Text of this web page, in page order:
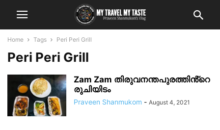
Home Tags Peri Peri Grill
Peri Peri Grill
Zam Zam തിരുവനന്തപുരത്തിൻ്റെ
രുചിയിടം
Praveen Shanmukom - August 4, 2021